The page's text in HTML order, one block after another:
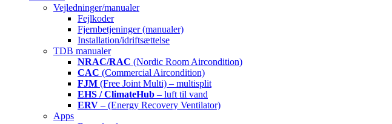
Vejledninger/manualer
Fejlkoder
Fjernbetjeninger (manualer)
Installation/idriftsættelse
TDB manualer
NRAC/RAC (Nordic Room Aircondition)
CAC (Commercial Aircondition)
FJM (Free Joint Multi) – multisplit
EHS / ClimateHub – luft til vand
ERV – (Energy Recovery Ventilator)
Apps